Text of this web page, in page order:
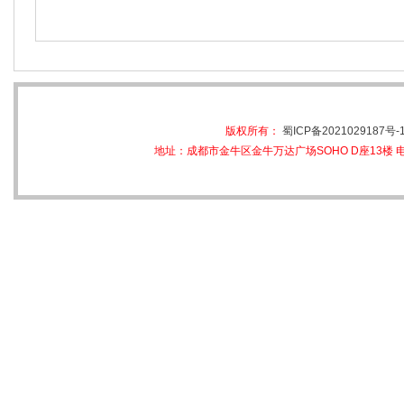
版权所有： 蜀ICP备2021029187号-
地址：成都市金牛区金牛万达广场SOHO D座13